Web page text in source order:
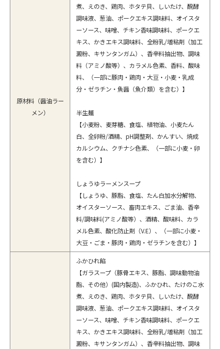
原材料（醤油ラー
メン）
煮、えのき、鶏肉、ホタテ貝、しいたけ、醗酵
調味液、葱油、ポークエキス調味料、オイスタ
ーソース、味噌、チキン香味調味料、ポークエ
キス、かきエキス調味料、全粉乳/増粘剤（加工
澱粉、キサンタンガム）、香辛料抽出物、調味
料（アミノ酸等）、カラメル色素、香料、酸味
料、（一部に豚肉・鶏肉・大豆・小麦・乳成
分・ゼラチン・魚醤（魚介類）を含む）】
半生麺
【小麦粉、麦芽糖、食塩、植物油、小麦たん
白、全卵粉/酒精、pH調整剤、かんすい、焼成
カルシウム、クチナシ色素、（一部に小麦・卵
を含む）】
しょうゆラーメンスープ
【しょうゆ、豚脂、食塩、たん白加水分解物、
オイスターソース、畜肉エキス、ごま油、香辛
料/調味料(アミノ酸等）、酒精、酸味料、カラ
メル色素、酸化防止剤（V.E）、（一部に小麦・
大豆・ごま・豚肉・鶏肉・ゼラチンを含む）】
ふかひれ餡
【ガラスープ（豚骨エキス、豚脂、調味動物油
脂、その他）(国内製造)、ふかひれ、たけのこ水
煮、えのき、鶏肉、ホタテ貝、しいたけ、醗酵
調味液、葱油、ポークエキス調味料、オイスタ
ーソース、味噌、チキン香味調味料、ポークエ
キス、かきエキス調味料、全粉乳/増粘剤（加工
澱粉、キサンタンガム）、香辛料抽出物、調味